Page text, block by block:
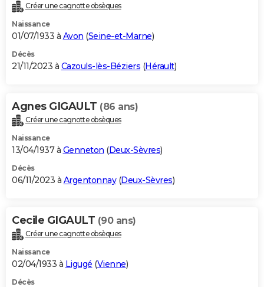
Créer une cagnotte obsèques
Naissance
01/07/1933 à Avon (Seine-et-Marne)
Décès
21/11/2023 à Cazouls-lès-Béziers (Hérault)
Agnes GIGAULT (86 ans)
Créer une cagnotte obsèques
Naissance
13/04/1937 à Genneton (Deux-Sèvres)
Décès
06/11/2023 à Argentonnay(Deux-Sèvres)
Cecile GIGAULT (90 ans)
Créer une cagnotte obsèques
Naissance
02/04/1933 à Ligugé (Vienne)
Décès